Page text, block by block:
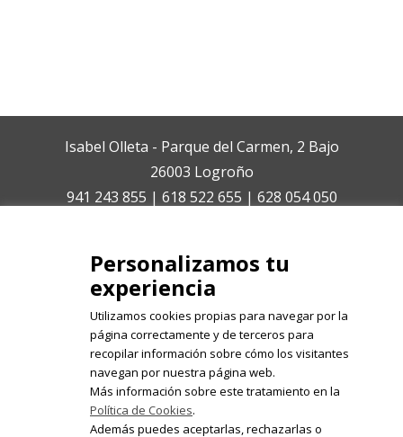
Isabel Olleta - Parque del Carmen, 2 Bajo
26003 Logroño
941 243 855 | 618 522 655 | 628 054 050
Registrate en nuestro boletín de
noticias
Personalizamos tu
experiencia
Utilizamos cookies propias para navegar por la
página correctamente y de terceros para
recopilar información sobre cómo los visitantes
navegan por nuestra página web.
Más información sobre este tratamiento en la
Política de Cookies.
Además puedes aceptarlas, rechazarlas o